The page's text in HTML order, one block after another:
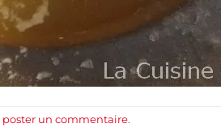
poster un commentaire.